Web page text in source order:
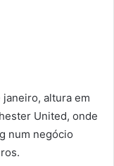
altura em
United, onde
num negócio